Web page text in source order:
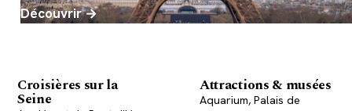
Découvrir →
Croisières sur la
Seine
Attractions & musées
Aquarium, Palais de